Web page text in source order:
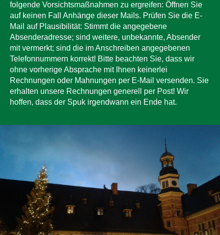
folgende Vorsichtsmaßnahmen zu ergreifen: Öffnen Sie
auf keinen Fall Anhänge dieser Mails. Prüfen Sie die E-
Mail auf Plausibilität: Stimmt die angegebene
Absenderadresse; sind weitere, unbekannte, Absender
mit vermerkt; sind die im Anschreiben angegebenen
Telefonnummern korrekt! Bitte beachten Sie, dass wir
ohne vorherige Absprache mit Ihnen keinerlei
Rechnungen oder Mahnungen per E-Mail versenden. Sie
erhalten unsere Rechnungen generell per Post! Wir
hoffen, dass der Spuk irgendwann ein Ende hat.